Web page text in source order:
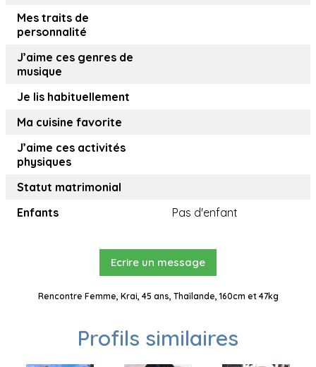
Mes traits de
personnalité
J’aime ces genres de
musique
Je lis habituellement
Ma cuisine favorite
J’aime ces activités
physiques
Statut matrimonial
Enfants
Pas d'enfant
Ecrire un message
Rencontre Femme, Krai, 45 ans, Thaïlande, 160cm et 47kg
Profils similaires